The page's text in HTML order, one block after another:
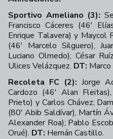
Sportivo Ameliano (3):
Francisco Cáceres (46'
Enrique Talavera) y Maycol
(46' Marcelo Silguero),
Luciano Olmedo); César
Ulices Velázquez. DT:
Recoleta FC (2): Jorge
Cardozo (46' Alan
Prieto) y Carlos Chávez;
(80' Abib Saldívar), Martín
Alexander Roa); Pablo
Orué). DT: Hernán Castillo.